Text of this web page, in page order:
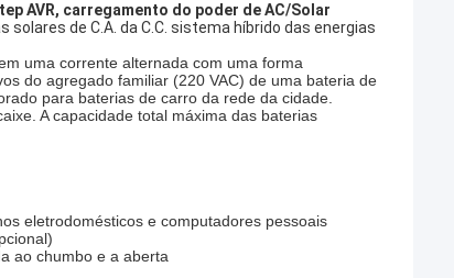
AVR, carregamento do poder de AC/Solar
solares de C.A. da C.C. sistema híbrido das energias
uma corrente alternada com uma forma
do agregado familiar (220 VAC) de uma bateria de
para baterias de carro da rede da cidade.
A capacidade total máxima das baterias
eletrodomésticos e computadores pessoais
ao chumbo e a aberta